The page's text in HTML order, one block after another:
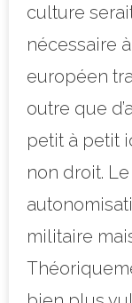
culture
nécessaire
européen
outre que
petit à petit
non droit.
militaire